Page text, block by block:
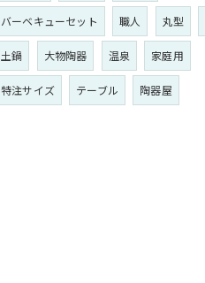
バーベキューセット 職人 丸型
土鍋 大物陶器 温泉 家庭用
特注サイズ テーブル 陶器屋